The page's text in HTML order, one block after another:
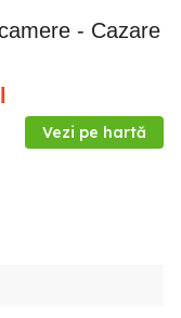
Vezi pe hartă